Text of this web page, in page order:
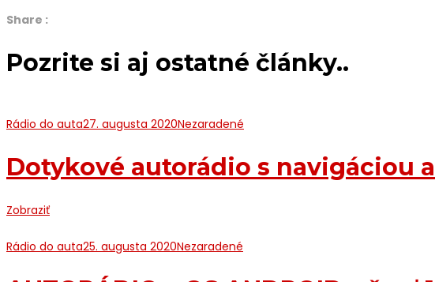
Share :
Pozrite si aj ostatné články..
Rádio do auta27. augusta 2020Nezaradené
Dotykové autorádio s navigáciou a
Zobraziť
Rádio do auta25. augusta 2020Nezaradené